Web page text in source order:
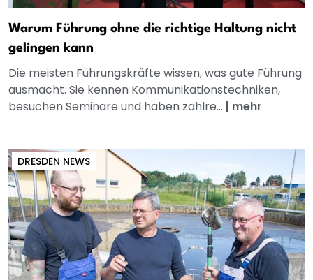
Warum Führung ohne die richtige Haltung nicht
gelingen kann
Die meisten Führungskräfte wissen, was gute Führung
ausmacht. Sie kennen Kommunikationstechniken,
besuchen Seminare und haben zahlre... | mehr
DRESDEN NEWS